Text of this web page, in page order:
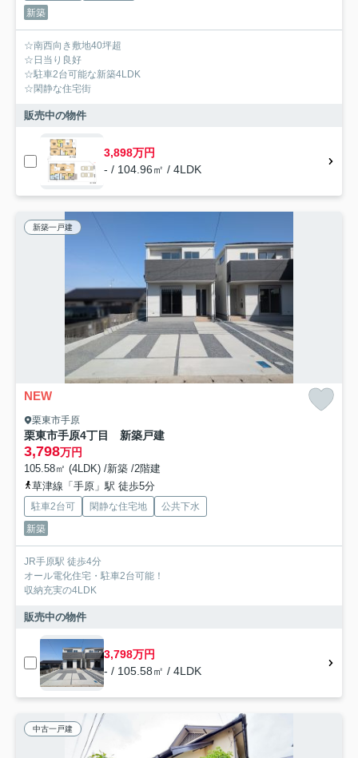
新築
☆南西向き敷地40坪超
☆日当り良好
☆駐車2台可能な新築4LDK
☆閑静な住宅街
販売中の物件
3,898万円
- / 104.96㎡ / 4LDK
新築一戸建
NEW
栗東市手原
栗東市手原4丁目 新築戸建
3,798万円
105.58㎡ (4LDK) /新築 /2階建
草津線「手原」駅 徒歩5分
駐車2台可 閑静な住宅地
公共下水
新築
JR手原駅 徒歩4分
オール電化住宅・駐車2台可能！
収納充実の4LDK
販売中の物件
3,798万円
- / 105.58㎡ / 4LDK
中古一戸建